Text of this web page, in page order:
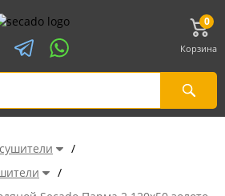
0
Корзина
/
/